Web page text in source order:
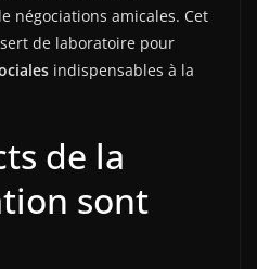
négociations amicales. Cet
de laboratoire pour
indispensables à la
de la
sont